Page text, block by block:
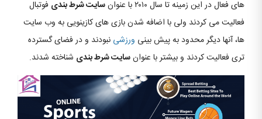
های فعال در این زمینه تا سال ۲۰۱۰ با عنوان
سایت شرط بندی فوتبال
فعالیت می کردند ولی با اضافه شدن بازی های کازینویی به وب سایت
ها، آنها دیگر محدود به پیش بینی ورزشی نبودند و در فضای گسترده
تری فعالیت کردند و بیشتر با عنوانسایت شرط بندی شناخته شدند.